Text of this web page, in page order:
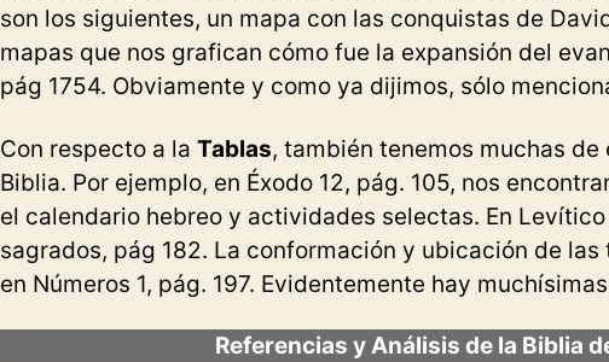
son los siguientes, un mapa con las conquistas de
mapas que nos grafican cómo fue la expansión del
pág 1754. Obviamente y como ya dijimos, sólo
Con respecto a la Tablas, también tenemos muchas
Biblia. Por ejemplo, en Éxodo 12, pág. 105, nos
el calendario hebreo y actividades selectas. En
sagrados, pág 182. La conformación y ubicación de
en Números 1, pág. 197. Evidentemente hay
Referencias y Análisis de la Biblia